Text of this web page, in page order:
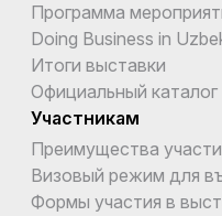
Программа
Doing Business in
Итоги выставки
Официальный каталог
Участникам
Преимущества
Визовый режим для
Формы участия в